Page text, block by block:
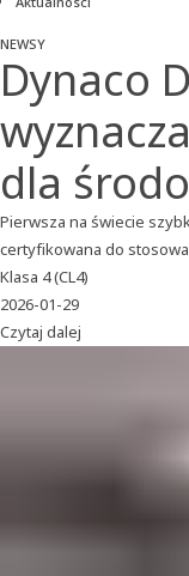
NEWSY
Dynaco
dla
Pierwsza na świecie
certyfikowana do
Klasa 4 (CL4)
2026-01-29
Czytaj dalej